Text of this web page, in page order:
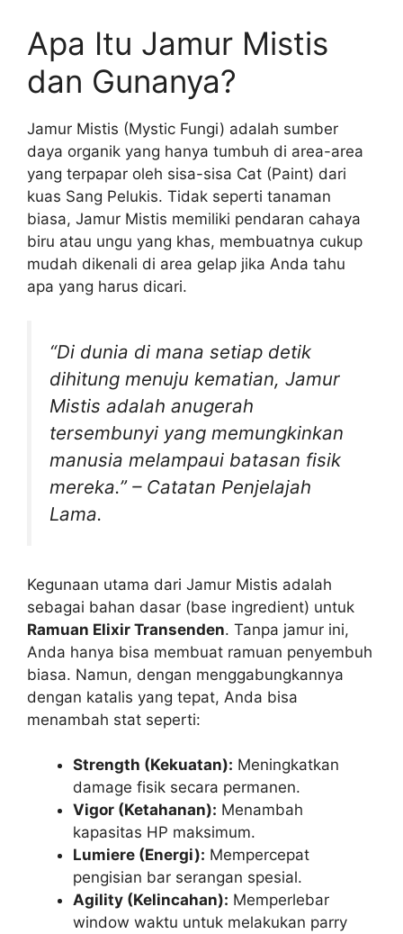
Apa Itu Jamur Mistis
dan Gunanya?
Jamur Mistis (Mystic Fungi) adalah sumber
daya organik yang hanya tumbuh di area-area
yang terpapar oleh sisa-sisa Cat (Paint) dari
kuas Sang Pelukis. Tidak seperti tanaman
biasa, Jamur Mistis memiliki pendaran cahaya
biru atau ungu yang khas, membuatnya cukup
mudah dikenali di area gelap jika Anda tahu
apa yang harus dicari.
“Di dunia di mana setiap detik
dihitung menuju kematian, Jamur
Mistis adalah anugerah
tersembunyi yang memungkinkan
manusia melampaui batasan fisik
mereka.” – Catatan Penjelajah
Lama.
Kegunaan utama dari Jamur Mistis adalah
sebagai bahan dasar (base ingredient) untuk
Ramuan Elixir Transenden. Tanpa jamur ini,
Anda hanya bisa membuat ramuan penyembuh
biasa. Namun, dengan menggabungkannya
dengan katalis yang tepat, Anda bisa
menambah stat seperti:
Strength (Kekuatan): Meningkatkan
damage fisik secara permanen.
Vigor (Ketahanan): Menambah
kapasitas HP maksimum.
Lumiere (Energi): Mempercepat
pengisian bar serangan spesial.
Agility (Kelincahan): Memperlebar
window waktu untuk melakukan parry